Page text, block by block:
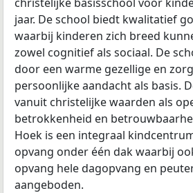
jaar. De school biedt kwalitatief
waarbij kinderen zich breed
zowel cognitief als sociaal. De
door een warme gezellige en
persoonlijke aandacht als basis.
vanuit christelijke waarden als
betrokkenheid en
Hoek is een integraal
opvang onder één dak waarbij
opvang hele dagopvang en
aangeboden.